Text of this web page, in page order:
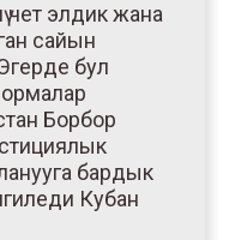
чет элдик жана
сайын
бул
Борбор
бардык
Кубан